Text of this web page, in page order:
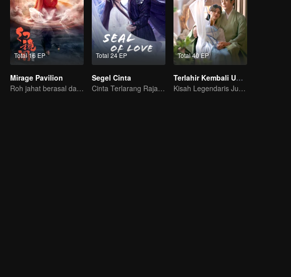
Total 16 EP
Mirage Pavilion
Roh jahat berasal dari pikiran yang salah
Total 24 EP
Segel Cinta
Cinta Terlarang Raja Iblis dan Penguasa Siluman
Total 40 EP
Terlahir Kembali Untukmu
Kisah Legendaris Ju Jingyi dan Joseph Zeng